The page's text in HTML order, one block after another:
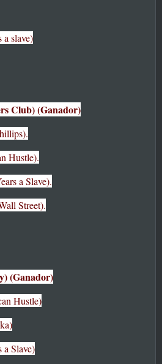
slave)
Club) (Ganador)
Hustle).
a Slave).
Street).
(Ganador)
Hustle)
a Slave)